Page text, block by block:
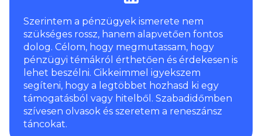
Szerintem a pénzügyek ismerete nem
szükséges rossz, hanem alapvetően fontos
dolog. Célom, hogy megmutassam, hogy
pénzügyi témákról érthetően és érdekesen is
lehet beszélni. Cikkeimmel igyekszem
segíteni, hogy a legtöbbet hozhasd ki egy
támogatásból vagy hitelből. Szabadidőmben
szívesen olvasok és szeretem a reneszánsz
táncokat.